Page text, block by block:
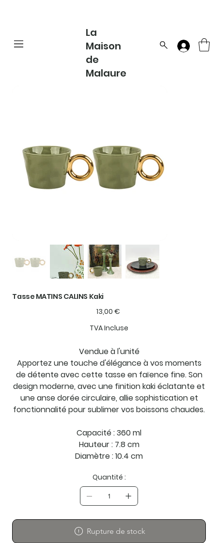
La
Maison
de
Malaure
Tasse MATINS CALINS Kaki
Prix
13,00 €
TVA Incluse
Vendue à l'unité
Apportez une touche d'élégance à vos moments
de détente avec cette tasse en faïence fine. Son
design moderne, avec une finition kaki éclatante et
une anse dorée circulaire, allie sophistication et
fonctionnalité pour sublimer vos boissons chaudes.
Capacité : 360 ml
Hauteur : 7.8 cm
Diamètre : 10.4 cm
Quantité :
Rupture de stock